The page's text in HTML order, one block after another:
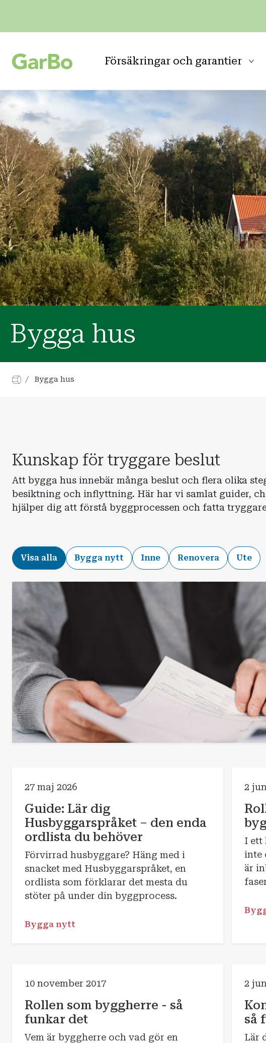
Försäkringar och garantier
Bygga hus
Bygga hus
Kunskap för tryggare beslut
Att bygga hus innebär många beslut och flera olika
besiktning och inflyttning. Här har vi samlat guider,
hjälper dig att förstå byggprocessen och fatta
Visa alla Bygga nytt Inne Renovera Ute
27 maj 2026
Guide: Lär dig
Husbyggarspråket – den enda
ordlista du behöver
Förvirrad husbyggare? Häng med i
snacket med Husbyggarspråket, en
ordlista som förklarar det mesta du
stöter på under din byggprocess.
Bygga nytt
2
I ett
inte
är
har.
10 november 2017
Rollen som byggherre - så
funkar det
Vem är byggherre och vad gör en
2
så
Lär